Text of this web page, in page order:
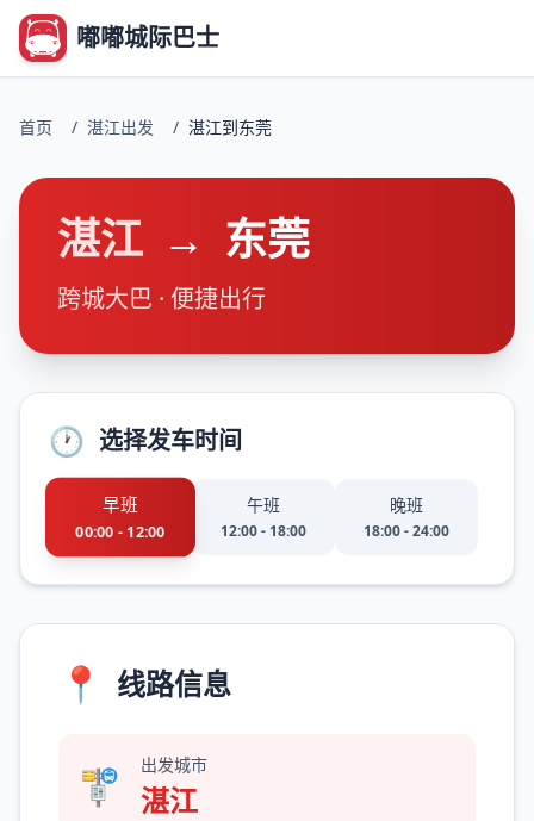
嘟嘟城际巴士
首页 / 湛江出发 / 湛江到东莞
湛江 → 东莞
跨城大巴 · 便捷出行
🕐 选择发车时间
早班
00:00 - 12:00
午班
12:00 - 18:00
晚班
18:00 - 24:00
📍 线路信息
🚏 出发城市
湛江